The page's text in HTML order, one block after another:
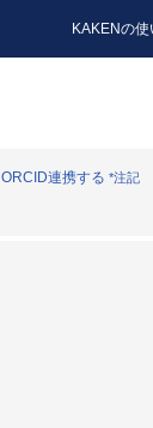
KAKENの使
ORCID連携する *注記